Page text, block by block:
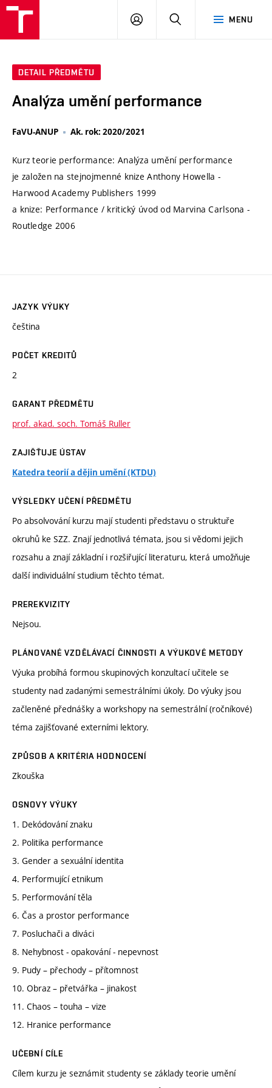
MENU
PŘIHLÁSIT
DETAIL PŘEDMĚTU
Analýza umění performance
FaVU-ANUP Ak. rok: 2020/2021
Kurz teorie performance: Analýza umění performance
je založen na stejnojmenné knize Anthony Howella -
Harwood Academy Publishers 1999
a knize: Performance / kritický úvod od Marvina Carlsona -
Routledge 2006
JAZYK VÝUKY
čeština
POČET KREDITŮ
2
GARANT PŘEDMĚTU
prof. akad. soch. Tomáš Ruller
ZAJIŠŤUJE ÚSTAV
Katedra teorií a dějin umění (KTDU)
VÝSLEDKY UČENÍ PŘEDMĚTU
Po absolvování kurzu mají studenti představu o struktuře
okruhů ke SZZ. Znají jednotlivá témata, jsou si vědomi jejich
rozsahu a znají základní i rozšiřující literaturu, která umožňuje
další individuální studium těchto témat.
PREREKVIZITY
Nejsou.
PLÁNOVANÉ VZDĚLÁVACÍ ČINNOSTI A VÝUKOVÉ METODY
Výuka probíhá formou skupinových konzultací učitele se
studenty nad zadanými semestrálními úkoly. Do výuky jsou
začleněné přednášky a workshopy na semestrální (ročníkové)
téma zajišťované externími lektory.
ZPŮSOB A KRITÉRIA HODNOCENÍ
Zkouška
OSNOVY VÝUKY
1. Dekódování znaku
2. Politika performance
3. Gender a sexuální identita
4. Performující etnikum
5. Performování těla
6. Čas a prostor performance
7. Posluchači a diváci
8. Nehybnost - opakování - nepevnost
9. Pudy – přechody – přítomnost
10. Obraz – přetvářka – jinakost
11. Chaos – touha – vize
12. Hranice performance
UČEBNÍ CÍLE
Cílem kurzu je seznámit studenty se základy teorie umění